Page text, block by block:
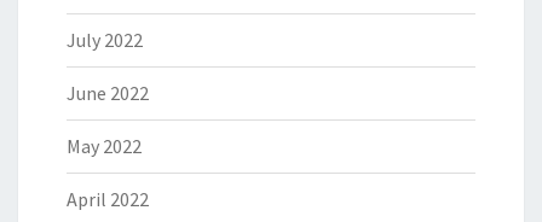
July 2022
June 2022
May 2022
April 2022